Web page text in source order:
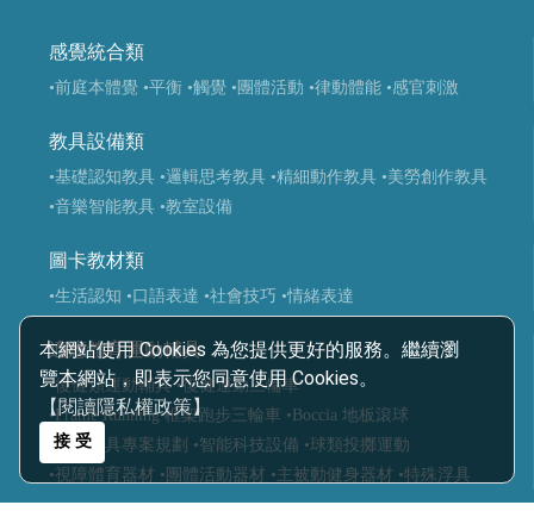
本網站使用 Cookies 為您提供更好的服務。繼續瀏
覽本網站，即表示您同意使用 Cookies。
【閱讀隱私權政策】
接 受
感覺統合類
•前庭本體覺 •平衡 •觸覺 •團體活動 •律動體能 •感官刺激
教具設備類
•基礎認知教具 •邏輯思考教具 •精細動作教具 •美勞創作教具
•音樂智能教具 •教室設備
圖卡教材類
•生活認知 •口語表達 •社會技巧 •情緒表達
適應體育運動輔具
•復健類運動輔具 •復健運動三輪車
•Frame Running 框架跑步三輪車 •Boccia 地板滾球
•運動輔具專案規劃 •智能科技設備 •球類投擲運動
•視障體育器材 •團體活動器材 •主被動健身器材 •特殊浮具